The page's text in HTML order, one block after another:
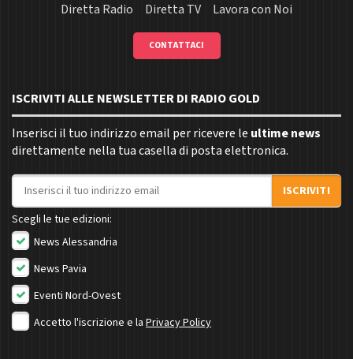
Diretta Radio
Diretta TV Lavora con Noi
CONTATTACI
ISCRIVITI ALLE NEWSLETTER DI RADIO GOLD
Inserisci il tuo indirizzo email per ricevere le ultime news
direttamente nella tua casella di posta elettronica.
Indirizzo email
ISCRIVITI
Scegli le tue edizioni:
News Alessandria
News Pavia
Eventi Nord-Ovest
Accetto l'iscrizione e la Privacy Policy